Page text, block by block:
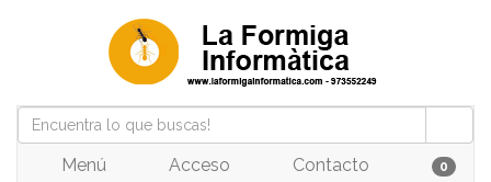
Menú Acceso Contacto 0